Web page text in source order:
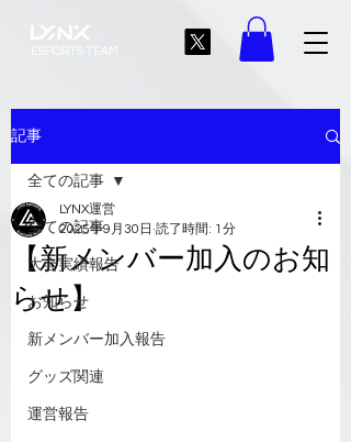
ESPORTS TEAM
記事
全ての記事
大会実績報告
お知らせ
新メンバー加入報告
グッズ関連
運営報告
全ての記事
【新メンバー加入のお知
らせ】
LYNX運営
2025年9月30日 読了時間: 1分